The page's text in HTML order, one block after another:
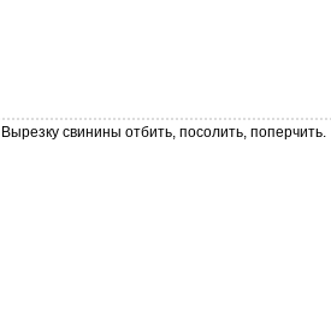
Вырезку свинины отбить, посолить, поперчить.